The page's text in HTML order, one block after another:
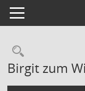
Toggle navigation
Birgit zum